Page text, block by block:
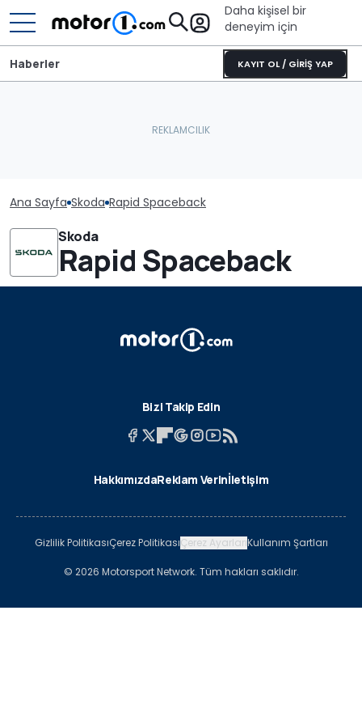
Daha kişisel bir
deneyim için
KAYIT OL / GİRİŞ YAP
Haberler
Ana Sayfa Skoda Rapid Spaceback
Skoda
Rapid Spaceback
Bizi Takip Edin
HakkımızdaReklam Verinİletişim
Gizlilik PolitikasıÇerez PolitikasıÇerez AyarlarıKullanım Şartları
© 2026 Motorsport Network. Tüm hakları saklıdır.